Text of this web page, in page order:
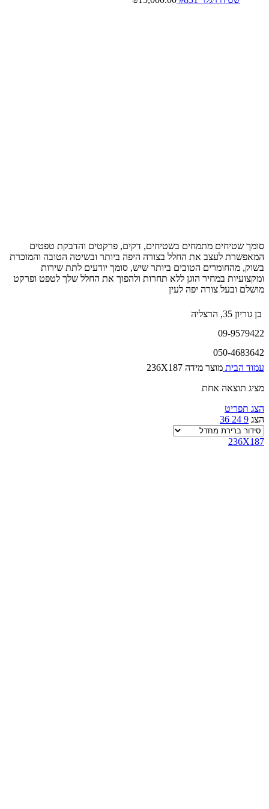
סומך שטיחים מתמחים בשטיחים, דקים, פרקטים והדבקת טפטים
המאפשרת לעצב את החלל בצורה היפה ביותר ובשיטה הטובה והמוכרת
בשוק, מהחומרים הטובים ביותר שיש, סומך יודעים לתת שירות
ומקצועיות במחיר הוגן ללא תחרות ולהפוך את החלל שלך לטפט ופרקט
מושלם ובעל צורה יפה לעין
בן גוריון 35, הרצליה
09-9579422
050-4683642
עמוד הבית מוצר מידה 236X187
מציג תוצאה אחת
הצג תפריט
הצג 9
24
36
236X187